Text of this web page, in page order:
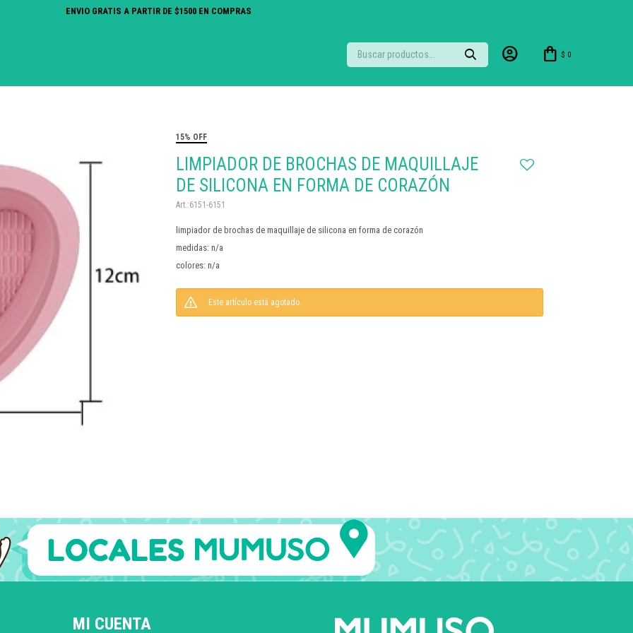
ENVIO GRATIS A PARTIR DE $1500 EN COMPRAS
$ 0
15% OFF
LIMPIADOR DE BROCHAS DE MAQUILLAJE
DE SILICONA EN FORMA DE CORAZÓN
6151-6151
limpiador de brochas de maquillaje de silicona en forma de corazón
medidas: n/a
colores: n/a
Este artículo está agotado.
MI CUENTA